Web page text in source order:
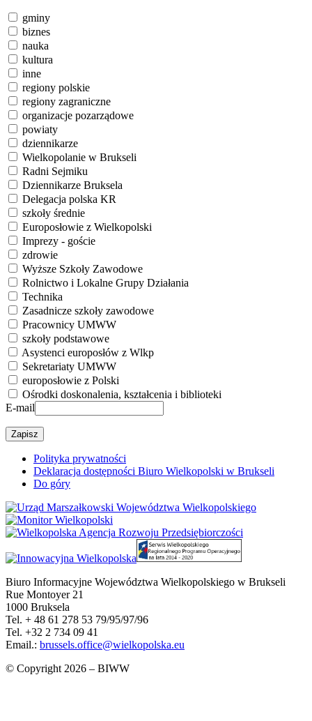
gminy
biznes
nauka
kultura
inne
regiony polskie
regiony zagraniczne
organizacje pozarządowe
powiaty
dziennikarze
Wielkopolanie w Brukseli
Radni Sejmiku
Dziennikarze Bruksela
Delegacja polska KR
szkoły średnie
Europosłowie z Wielkopolski
Imprezy - goście
zdrowie
Wyższe Szkoły Zawodowe
Rolnictwo i Lokalne Grupy Działania
Technika
Zasadnicze szkoły zawodowe
Pracownicy UMWW
szkoły podstawowe
Asystenci europosłów z Wlkp
Sekretariaty UMWW
europosłowie z Polski
Ośrodki doskonalenia, kształcenia i biblioteki
E-mail
Polityka prywatności
Deklaracja dostępności Biuro Wielkopolski w Brukseli
Do góry
Biuro Informacyjne Województwa Wielkopolskiego w Brukseli
Rue Montoyer 21
1000 Bruksela
Tel. + 48 61 278 53 79/95/97/96
Tel. +32 2 734 09 41
Email.: brussels.office@wielkopolska.eu
© Copyright 2026 – BIWW